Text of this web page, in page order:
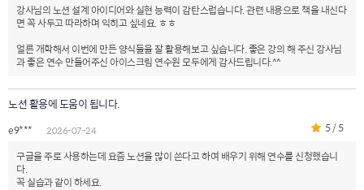
강사님의 노션 설계 아이디어와 실현 능력이 감탄스럽습니다. 관련 내용으로 책을 내신다
면 꼭 사두고 따라하며 익히고 싶네요. ㅎㅎ
얼른 개학해서 이번에 만든 양식들을 잘 활용해보고 싶습니다. 좋은 강의 해 주신 강사님
과 좋은 연수 만들어주신 아이스크림 연수원 모두에게 감사드립니다.^^
노션 활용에 도움이 됩니다.
e9*** 2026-07-24
5 / 5
구글을 주로 사용하는데 요즘 노션을 많이 쓴다고 하여 배우기 위해 연수를 신청했습니
다.
꼭 실습과 같이 하세요.